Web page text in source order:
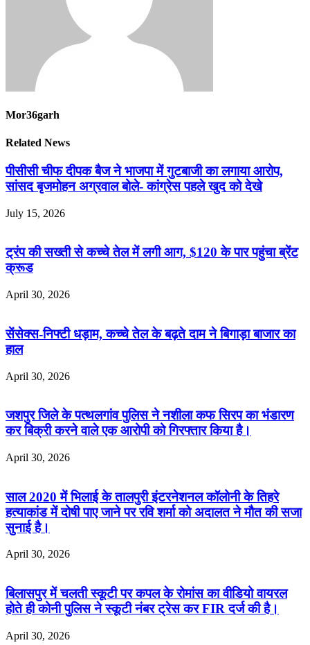
Mor36garh
Related News
पीसीसी चीफ दीपक बैज ने भाजपा में गुटबाजी का लगाया आरोप,
सांसद बृजमोहन अग्रवाल बोले- कांग्रेस पहले खुद को देखे
July 15, 2026
ट्रंप की सख्ती से कच्चे तेल में लगी आग, $120 के पार पहुंचा ब्रेंट
क्रूड
April 30, 2026
सेंसेक्स-निफ्टी धड़ाम, कच्चे तेल के बढ़ते दाम ने बिगाड़ा बाजार का
हाल
April 30, 2026
जशपुर जिले के पत्थलगांव पुलिस ने नशीला कफ सिरप का भंडारण
कर बिक्री करने वाले एक आरोपी को गिरफ्तार किया है।
April 30, 2026
साल 2020 में भिलाई के तालपुरी इंटरनेशनल कॉलोनी के तिहरे
हत्याकांड में दोषी पाए जाने पर रवि शर्मा को अदालत ने मौत की सजा
सुनाई है।
April 30, 2026
बिलासपुर में चलती स्कूटी पर कपल के रोमांस का वीडियो वायरल
होते ही कोनी पुलिस ने स्कूटी नंबर ट्रेस कर FIR दर्ज की है।
April 30, 2026